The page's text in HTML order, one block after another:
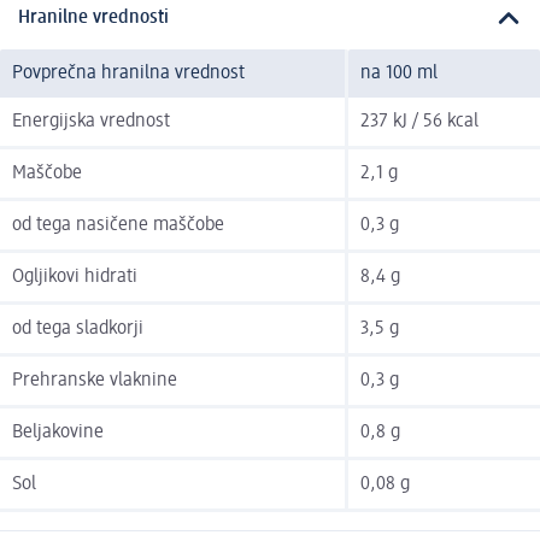
Hranilne vrednosti
Povprečna hranilna vrednost na 100 ml
Energijska vrednost 237 kJ / 56 kcal
Maščobe 2,1 g
od tega nasičene maščobe 0,3 g
Ogljikovi hidrati 8,4 g
od tega sladkorji 3,5 g
Prehranske vlaknine 0,3 g
Beljakovine 0,8 g
Sol 0,08 g